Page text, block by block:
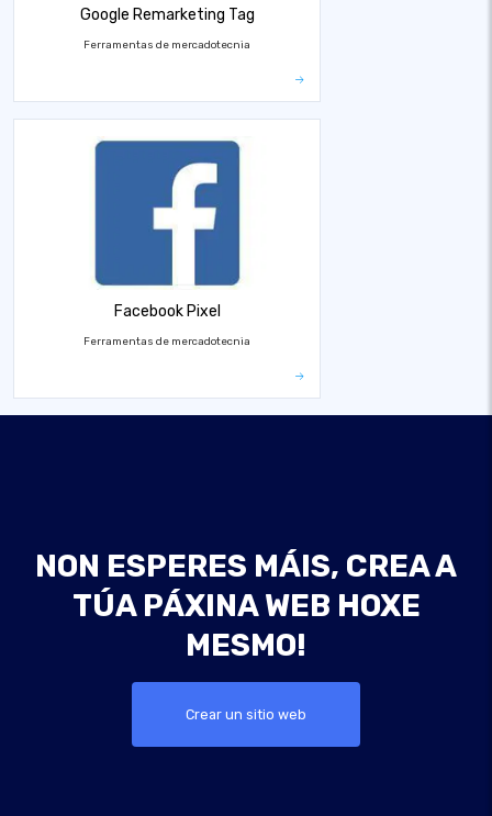
Google Remarketing Tag
Ferramentas de mercadotecnia
Facebook Pixel
Ferramentas de mercadotecnia
NON ESPERES MÁIS, CREA A
TÚA PÁXINA WEB HOXE
MESMO!
Crear un sitio web